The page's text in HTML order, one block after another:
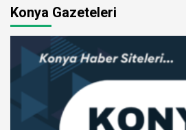
Konya Gazeteleri